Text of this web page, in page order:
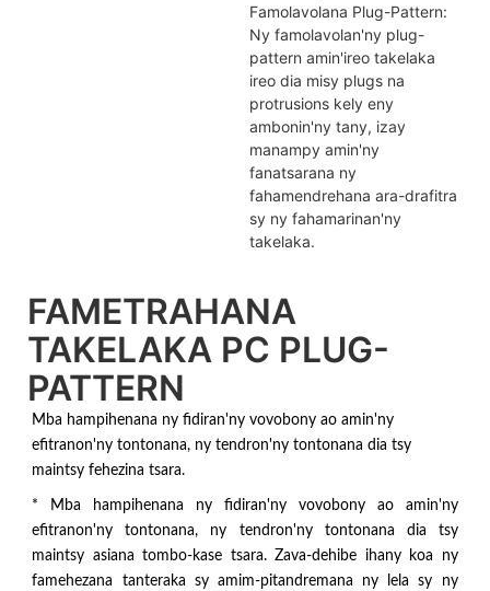
Famolavolana Plug-Pattern:
Ny famolavolan'ny plug-
pattern amin'ireo takelaka
ireo dia misy plugs na
protrusions kely eny
ambonin'ny tany, izay
manampy amin'ny
fanatsarana ny
fahamendrehana ara-drafitra
sy ny fahamarinan'ny
takelaka.
FAMETRAHANA
TAKELAKA PC PLUG-
PATTERN
Mba hampihenana ny fidiran'ny vovobony ao amin'ny
efitranon'ny tontonana, ny tendron'ny tontonana dia tsy
maintsy fehezina tsara.
* Mba hampihenana ny fidiran'ny vovobony ao amin'ny
efitranon'ny tontonana, ny tendron'ny tontonana dia tsy
maintsy asiana tombo-kase tsara. Zava-dehibe ihany koa ny
famehezana tanteraka sy amim-pitandremana ny lela sy ny